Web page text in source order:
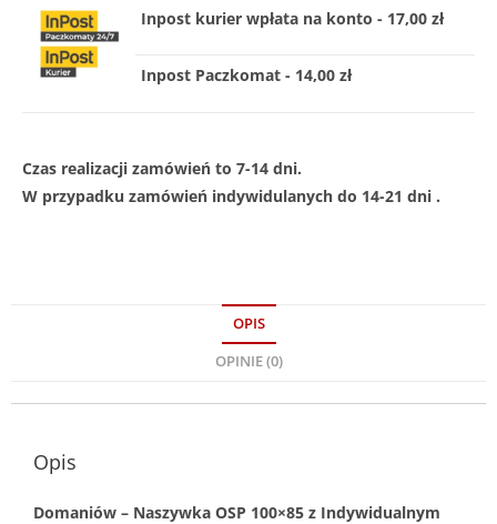
Inpost kurier wpłata na konto - 17,00 zł
Inpost Paczkomat - 14,00 zł
Czas realizacji zamówień to 7-14 dni.
W przypadku zamówień indywidulanych do 14-21 dni .
OPIS
OPINIE (0)
Opis
Domaniów – Naszywka OSP 100×85 z Indywidualnym